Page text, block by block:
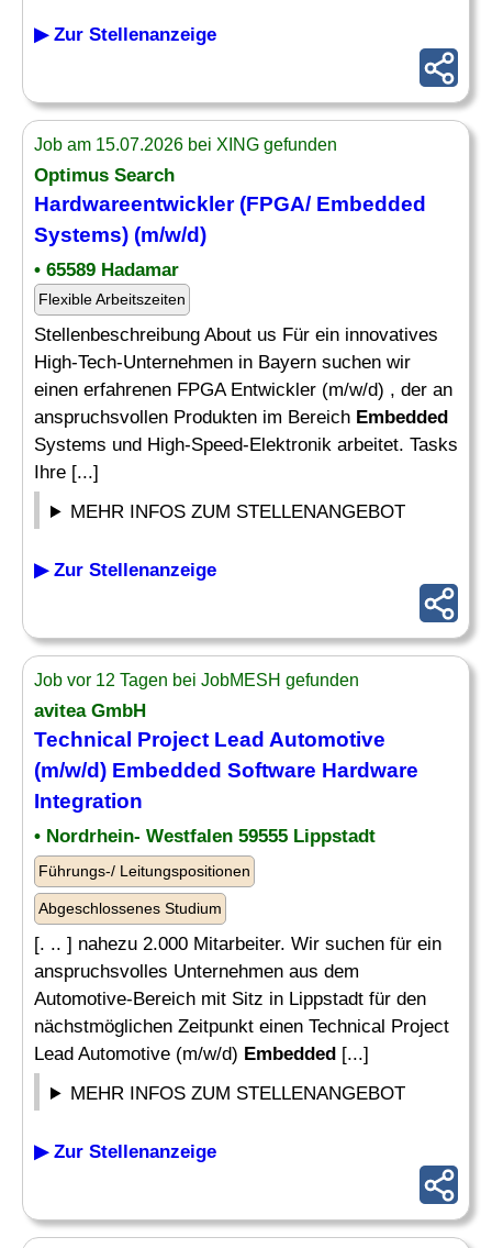
▶ Zur Stellenanzeige
Job am 15.07.2026 bei XING gefunden
Optimus Search
Hardwareentwickler (FPGA/ Embedded
Systems) (m/w/d)
• 65589 Hadamar
Flexible Arbeitszeiten
Stellenbeschreibung About us Für ein innovatives
High-Tech-Unternehmen in Bayern suchen wir
einen erfahrenen FPGA Entwickler (m/w/d) , der an
anspruchsvollen Produkten im Bereich Embedded
Systems und High-Speed-Elektronik arbeitet. Tasks
Ihre [...]
MEHR INFOS ZUM STELLENANGEBOT
▶ Zur Stellenanzeige
Job vor 12 Tagen bei JobMESH gefunden
avitea GmbH
Technical Project Lead Automotive
(m/w/d) Embedded Software Hardware
Integration
• Nordrhein- Westfalen 59555 Lippstadt
Führungs-/ Leitungspositionen
Abgeschlossenes Studium
[. .. ] nahezu 2.000 Mitarbeiter. Wir suchen für ein
anspruchsvolles Unternehmen aus dem
Automotive-Bereich mit Sitz in Lippstadt für den
nächstmöglichen Zeitpunkt einen Technical Project
Lead Automotive (m/w/d) Embedded [...]
MEHR INFOS ZUM STELLENANGEBOT
▶ Zur Stellenanzeige